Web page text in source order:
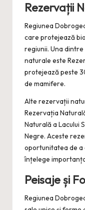
Rezervații
Regiunea
care protejează
regiunii. Una
naturale este
protejează peste
de mamifere.
Alte rezervații
Rezervația
Naturală a Lacului
Negre. Aceste
oportunitatea de a
înțelege
Peisaje și
Regiunea